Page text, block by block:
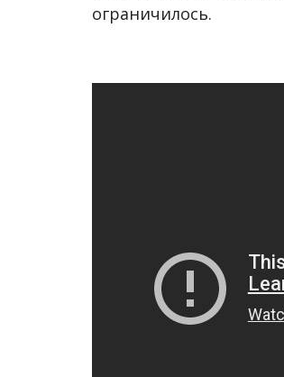
ограничилось.